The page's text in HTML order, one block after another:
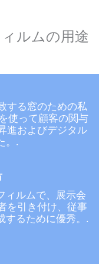
ルムの用途
する窓のための私
使って顧客の関与
進およびデジタル
。.
ィルムで、展示会
を引き付け、従事
するために優秀。.